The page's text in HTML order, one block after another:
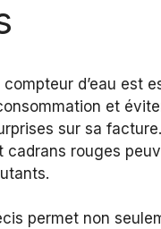
d’eau est
et
sur sa
cadrans rouges
permet non